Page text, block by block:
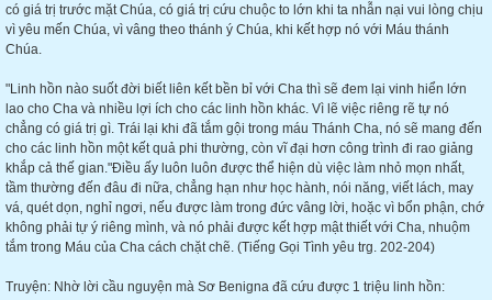
có giá trị trước mặt Chúa, có giá trị cứu chuộc to lớn khi ta nhẫn nại vui lòng chịu
vì yêu mến Chúa, vì vâng theo thánh ý Chúa, khi kết hợp nó với Máu thánh
Chúa.
"Linh hồn nào suốt đời biết liên kết bền bỉ với Cha thì sẽ đem lại vinh hiển lớn
lao cho Cha và nhiều lợi ích cho các linh hồn khác. Vì lẽ việc riêng rẽ tự nó
chẳng có giá trị gì. Trái lại khi đã tắm gội trong máu Thánh Cha, nó sẽ mang đến
cho các linh hồn một kết quả phi thường, còn vĩ đại hơn công trình đi rao giảng
khắp cả thế gian."Điều ấy luôn luôn được thể hiện dù việc làm nhỏ mọn nhất,
tầm thường đến đâu đi nữa, chẳng hạn như học hành, nói năng, viết lách, may
vá, quét dọn, nghỉ ngơi, nếu được làm trong đức vâng lời, hoặc vì bổn phận, chớ
không phải tự ý riêng mình, và nó phải được kết hợp mật thiết với Cha, nhuộm
tắm trong Máu của Cha cách chặt chẽ. (Tiếng Gọi Tình yêu trg. 202-204)
Truyện: Nhờ lời cầu nguyện mà Sơ Benigna đã cứu được 1 triệu linh hồn: